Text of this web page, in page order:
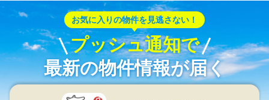
お気に入りの物件を見逃さない！
プッシュ通知で
最新の物件情報が届く